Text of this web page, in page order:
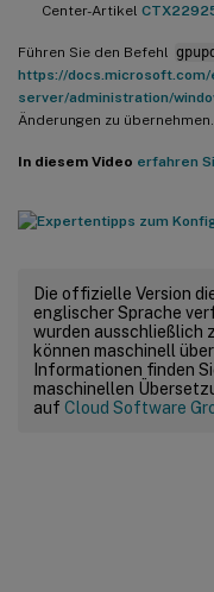
Center-Artikel
Führen Sie den Befehl
https://docs.microsoft.com/
server/administration/
Änderungen zu übernehmen.
In diesem Video erfahren
Die offizielle Version
englischer Sprache
wurden ausschließlich
können maschinell
Informationen finden
maschinellen
auf Cloud Software